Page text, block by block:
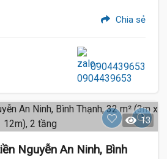
Chia sẻ
0904439653
13
Nguyễn An Ninh, Bình